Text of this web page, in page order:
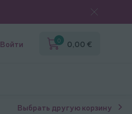
Войти 0 0,00 €
Выбрать другую корзину